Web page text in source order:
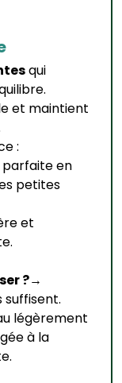
qui
et maintient
:
parfaite en
petites
et
?→
suffisent.
légèrement
à la